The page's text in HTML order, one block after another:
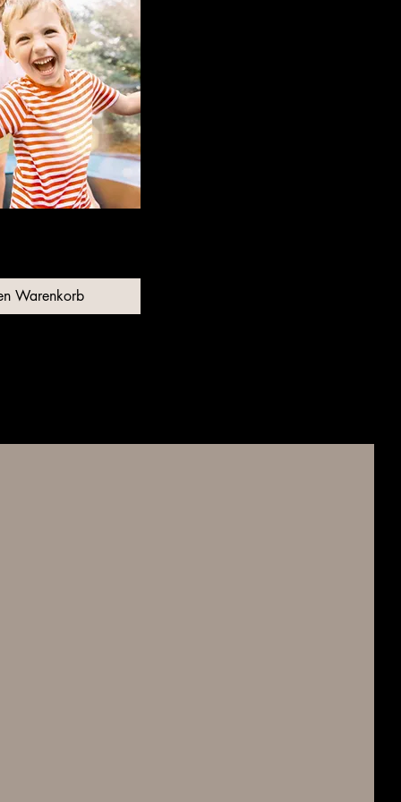
Warenkorb